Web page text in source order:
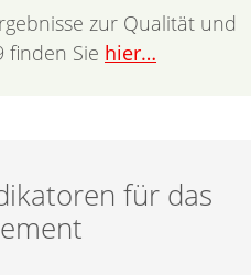
zur Qualität und
finden Sie hier…
für das